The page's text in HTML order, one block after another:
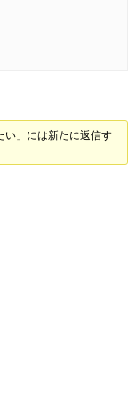
い」には新たに返信す